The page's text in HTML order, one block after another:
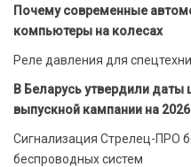
Почему современные
компьютеры на колесах
Реле давления для
В Беларусь утвердили даты
выпускной кампании на
Сигнализация Стрелец-ПРО
беспроводных систем